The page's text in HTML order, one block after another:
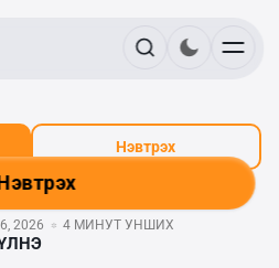
Нэвтрэх
2026 4 МИНУТ УНШИХ